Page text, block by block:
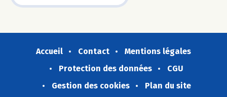
Accueil Contact
Mentions légales
Protection des données
CGU
Gestion des cookies
Plan du site